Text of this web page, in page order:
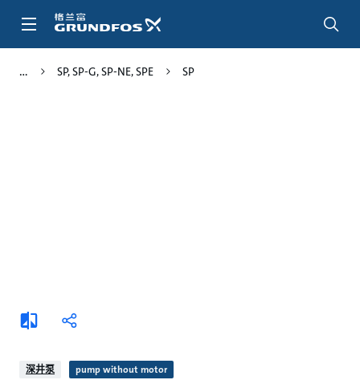
SP, SP-G, SP-NE, SPE SP
添
加
较
分
深井泵 pump without motor